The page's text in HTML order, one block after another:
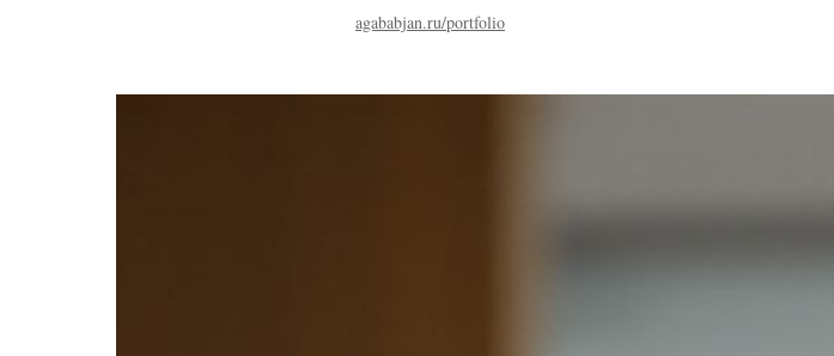
agababjan.ru/portfolio